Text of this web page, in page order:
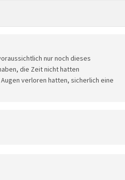
nur noch dieses
die Zeit nicht hatten
verloren hatten, sicherlich eine